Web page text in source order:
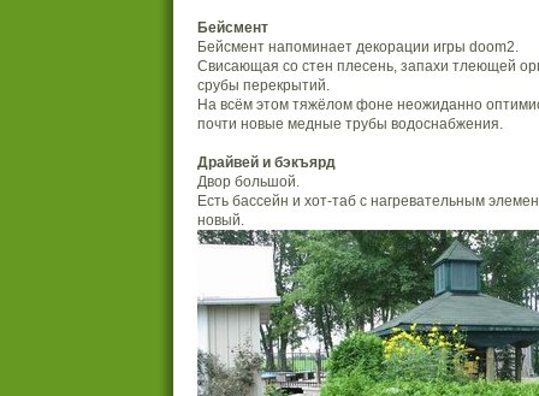
Бейсмент
Бейсмент напоминает декорации игры doom2.
Свисающая со стен плесень, запахи тлеющей
срубы перекрытий.
На всём этом тяжёлом фоне неожиданно
почти новые медные трубы водоснабжения.
Драйвей и бэкъярд
Двор большой.
Есть бассейн и хот-таб с нагревательным
новый.